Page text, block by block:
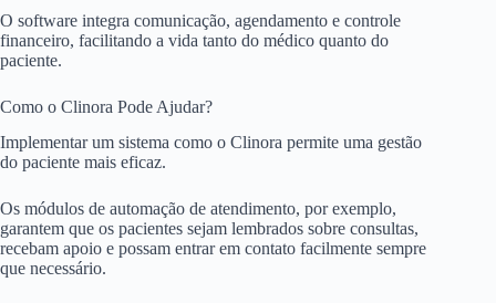
O software integra comunicação, agendamento e controle
financeiro, facilitando a vida tanto do médico quanto do
paciente.
Como o Clinora Pode Ajudar?
Implementar um sistema como o Clinora permite uma gestão
do paciente mais eficaz.
Os módulos de automação de atendimento, por exemplo,
garantem que os pacientes sejam lembrados sobre consultas,
recebam apoio e possam entrar em contato facilmente sempre
que necessário.